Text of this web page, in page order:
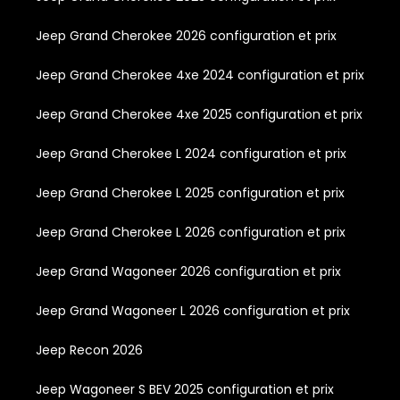
Jeep Grand Cherokee 2026 configuration et prix
Jeep Grand Cherokee 4xe 2024 configuration et prix
Jeep Grand Cherokee 4xe 2025 configuration et prix
Jeep Grand Cherokee L 2024 configuration et prix
Jeep Grand Cherokee L 2025 configuration et prix
Jeep Grand Cherokee L 2026 configuration et prix
Jeep Grand Wagoneer 2026 configuration et prix
Jeep Grand Wagoneer L 2026 configuration et prix
Jeep Recon 2026
Jeep Wagoneer S BEV 2025 configuration et prix